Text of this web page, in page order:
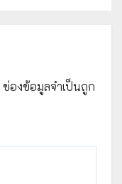
ช่องข้อมูลจำเป็นถูก